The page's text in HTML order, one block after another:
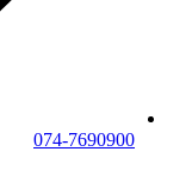
074-7690900